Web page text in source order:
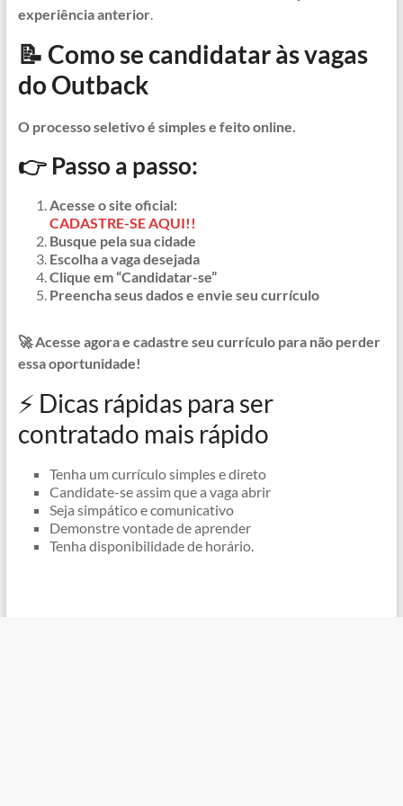
experiência anterior.
📝 Como se candidatar às vagas
do Outback
O processo seletivo é simples e feito online.
👉 Passo a passo:
Acesse o site oficial:
CADASTRE-SE AQUI!!
Busque pela sua cidade
Escolha a vaga desejada
Clique em “Candidatar-se”
Preencha seus dados e envie seu currículo
🚀 Acesse agora e cadastre seu currículo para não perder
essa oportunidade!
⚡ Dicas rápidas para ser
contratado mais rápido
Tenha um currículo simples e direto
Candidate-se assim que a vaga abrir
Seja simpático e comunicativo
Demonstre vontade de aprender
Tenha disponibilidade de horário.